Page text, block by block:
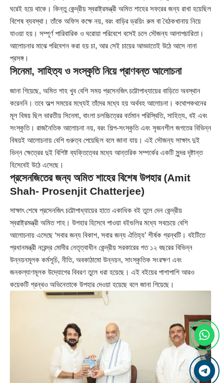
ঘরেই হয়ে থাকে। কিন্তু কেন্দ্রীয় স্বরাষ্ট্রমন্ত্রী অমিত শাহের সফরের জন্য রাখা হয়েছিল
বিশেষ ব্যবস্থা। তাঁকে অফিস কক্ষে নয়, বরং বাড়ির ড্রয়িং রুম বা বৈঠকখানায় নিয়ে
যাওয়া হয়। সম্পূর্ণ পারিবারিক ও ঘরোয়া পরিবেশে বসেই চলে সৌজন্য আলাপচারিতা।
আলোচনার মাঝে পরিবেশন করা হয় চা, আর সেই চায়ের আড্ডাতেই উঠে আসে নানা
প্রসঙ্গ।
সিনেমা, সাহিত্য ও সংস্কৃতি নিয়ে প্রাণবন্ত আলোচনা
জানা গিয়েছে, অমিত শাহ খুব বেশি সময় প্রসেনজিৎ চট্টোপাধ্যায়ের বাড়িতে অবস্থান
করেননি। তবে অল্প সময়ের মধ্যেই তাঁদের মধ্যে হয় অর্থবহ আলোচনা। কথোপকথনের
মূল বিষয় ছিল ভারতীয় সিনেমা, বাংলা চলচ্চিত্রের বর্তমান পরিস্থিতি, সাহিত্য, বই এবং
সংস্কৃতি। রাজনৈতিক আলোচনা নয়, বরং শিল্প-সংস্কৃতি এবং সৃজনশীল জগতের বিভিন্ন
বিষয়ই আলোচনায় বেশি গুরুত্ব পেয়েছিল বলে জানা যায়। এই সৌজন্য সাক্ষাৎ দুই
ভিন্ন ক্ষেত্রের দুই বিশিষ্ট ব্যক্তিত্বের মধ্যে আন্তরিক সম্পর্কের একটি সুন্দর দৃষ্টান্ত
হিসেবেই উঠে এসেছে।
প্রসেনজিতের জন্য অমিত শাহের বিশেষ উপহার (Amit
Shah- Prosenjit Chatterjee)
সাক্ষাৎ শেষে প্রসেনজিৎ চট্টোপাধ্যায়ের হাতে একাধিক বই তুলে দেন কেন্দ্রীয়
স্বরাষ্ট্রমন্ত্রী অমিত শাহ। উপহার হিসেবে পাওয়া বইগুলির মধ্যে সবচেয়ে বেশি
আলোচনায় এসেছে ‘সবার জন্য বিকাশ, সবার জন্য ঐতিহ্য’ শীর্ষক গ্রন্থটি। বইটিতে
প্রধানমন্ত্রী নরেন্দ্র মোদীর নেতৃত্বাধীন কেন্দ্রীয় সরকারের গত ১২ বছরের বিভিন্ন
উন্নয়নমূলক কর্মসূচি, নীতি, অবকাঠামো উন্নয়ন, সাংস্কৃতিক সংরক্ষণ এবং
জনকল্যাণমূলক উদ্যোগের বিবরণ তুলে ধরা হয়েছে। এই বইয়ের পাশাপাশি আরও
কয়েকটি গ্রন্থও অভিনেতাকে উপহার দেওয়া হয়েছে বলে জানা গিয়েছে।